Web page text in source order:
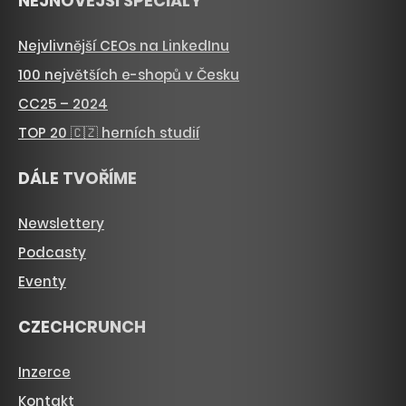
Nejvlivnější CEOs na LinkedInu
100 největších e-shopů v Česku
CC25 – 2024
TOP 20 🇨🇿 herních studií
DÁLE TVOŘÍME
Newslettery
Podcasty
Eventy
CZECHCRUNCH
Inzerce
Kontakt